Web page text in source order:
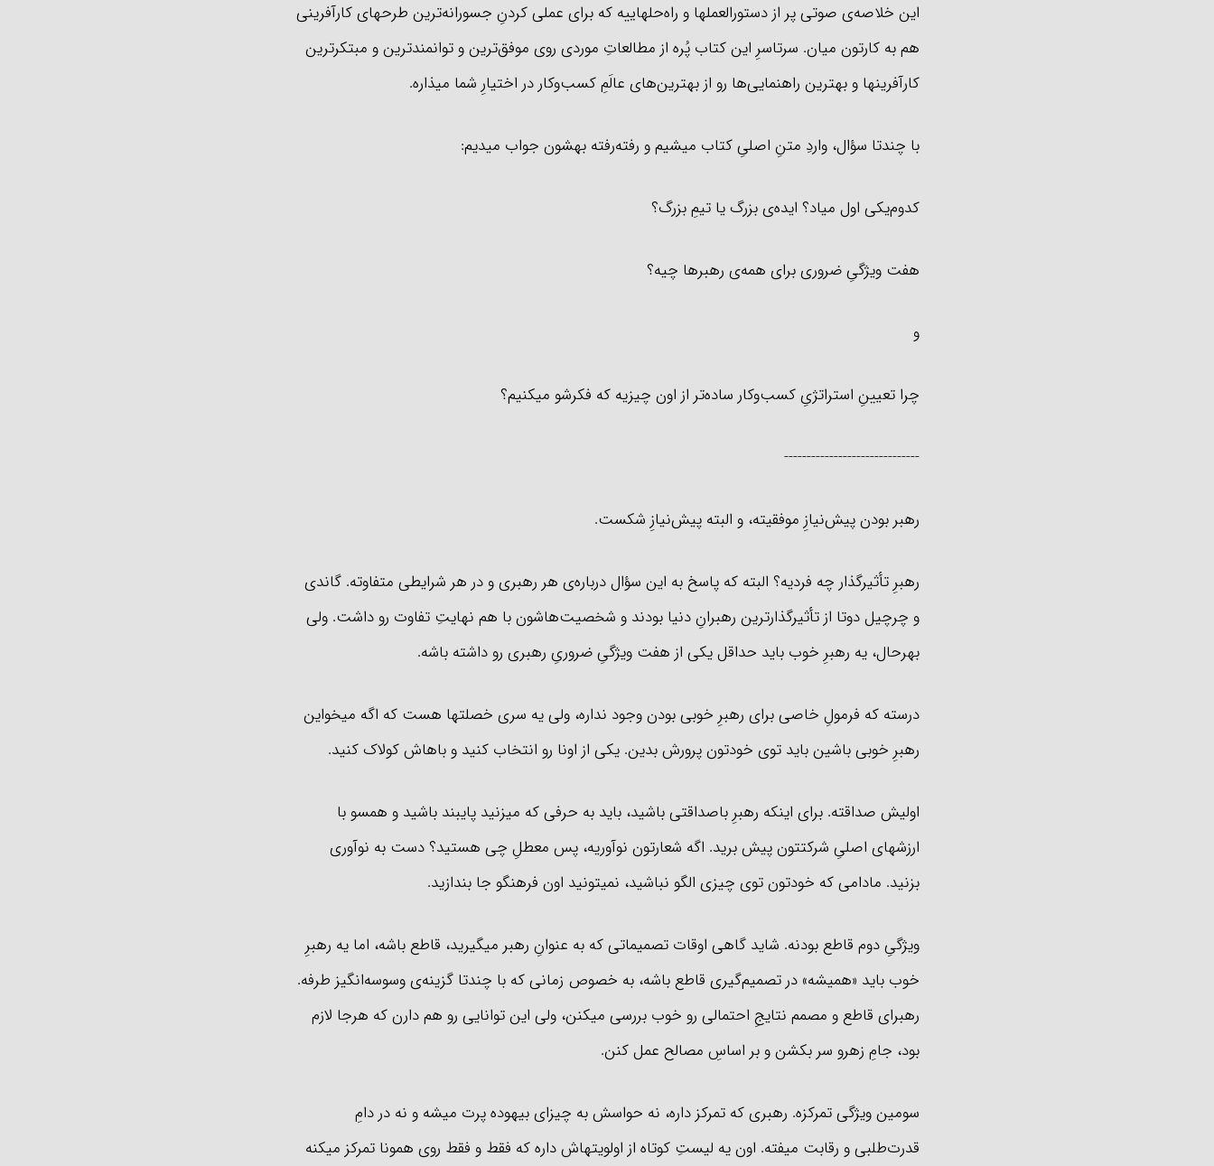
این خلاصه‌ی صوتی پر از دستورالعملها و راه‌حلهاییه که برای عملی کردنِ جسورانه‌ترین طرحهای کارآفرینی
هم به کارتون میان. سرتاسرِ این کتاب پُره از مطالعاتِ موردی روی موفق‌ترین و توانمندترین و مبتکرترین
کارآفرینها و بهترین راهنمایی‌ها رو از بهترین‌های عالَمِ کسب‌وکار در اختیارِ شما میذاره.
با چندتا سؤال، واردِ متنِ اصلیِ کتاب میشیم و رفته‌رفته بهشون جواب میدیم:
کدوم‌یکی اول میاد؟ ایده‌‌ی بزرگ یا تیمِ بزرگ؟
هفت ویژگیِ ضروری برای همه‌ی رهبرها چیه؟
و
چرا تعیینِ استراتژیِ کسب‌وکار ساده‌تر از اون چیزیه که فکرشو میکنیم؟
------------------------------
رهبر بودن پیش‌نیازِ موفقیته، و البته پیش‌نیازِ شکست.
رهبرِ تأثیرگذار چه فردیه؟ البته که پاسخ به این سؤال درباره‌ی هر رهبری و در هر شرایطی متفاوته. گاندی
و چرچیل دوتا از تأثیرگذارترین رهبرانِ دنیا بودند و شخصیت‌هاشون با هم نهایتِ تفاوت رو داشت. ولی
بهرحال، یه رهبرِ خوب باید حداقل یکی از هفت ویژگیِ ضروریِ رهبری رو داشته باشه.
درسته که فرمولِ خاصی برای رهبرِ خوبی بودن وجود نداره، ولی یه سری خصلتها هست که اگه میخواین
رهبرِ خوبی باشین باید توی خودتون پرورش بدین. یکی از اونا رو انتخاب کنید و باهاش کولاک کنید.
اولیش صداقته. برای اینکه رهبرِ باصداقتی باشید، باید به حرفی که میزنید پایبند باشید و همسو با
ارزشهای اصلیِ شرکتتون پیش برید. اگه شعارتون نوآوریه، پس معطلِ چی هستید؟ دست به نوآوری
بزنید. مادامی که خودتون توی چیزی الگو نباشید، نمیتونید اون فرهنگو جا بندازید.
ویژگیِ دوم قاطع بودنه. شاید گاهی اوقات تصمیماتی که به عنوانِ رهبر میگیرید، قاطع باشه، اما یه رهبرِ
خوب باید «همیشه» در تصمیم‌گیری قاطع باشه، به خصوص زمانی که با چندتا گزینه‌ی وسوسه‌انگیز طرفه.
رهبرای قاطع و مصمم نتایجِ احتمالی رو خوب بررسی میکنن، ولی این توانایی رو هم دارن که هرجا لازم
بود، جامِ زهرو سر بکشن و بر اساسِ مصالح عمل کنن.
سومین ویژگی تمرکزه. رهبری که تمرکز داره، نه حواسش به چیزای بیهوده پرت میشه و نه در دامِ
قدرت‌طلبی و رقابت میفته. اون یه لیستِ کوتاه از اولویتهاش داره که فقط و فقط روی همونا تمرکز میکنه
خلاصه یک کتاب مفید گوش بدی، بعد یک سال
مطمئن باش زندگیت متحول میشه!